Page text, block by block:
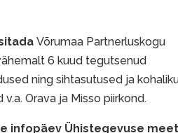
Võrumaa Partnerluskogu
6 kuud tegutsenud
ning sihtasutused ja
Orava ja Misso piirkond.
infopäev Ühistegevuse